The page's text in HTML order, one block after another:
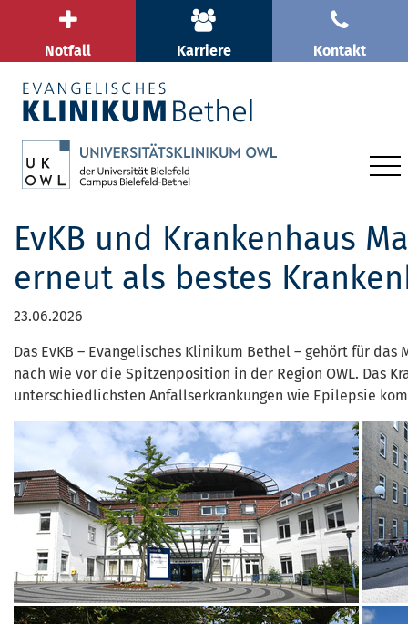
Notfall Karriere Kontakt
EvKB und Krankenhaus
erneut als bestes
23.06.2026
Das EvKB – Evangelisches Klinikum Bethel – gehört für
nach wie vor die Spitzenposition in der Region OWL. Das
unterschiedlichsten Anfallserkrankungen wie Epilepsie